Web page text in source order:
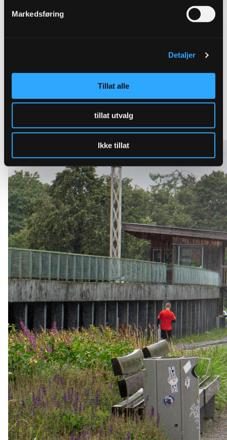
Markedsføring
Detaljer
Tillat alle
tillat utvalg
Ikke tillat